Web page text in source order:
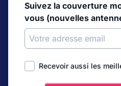
Suivez la couverture
vous (nouvelles
Recevoir aussi les